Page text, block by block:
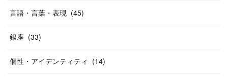
言語・言葉・表現 (45)
銀座 (33)
個性・アイデンティティ (14)